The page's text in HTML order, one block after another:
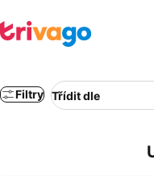
Filtry Třídit dle